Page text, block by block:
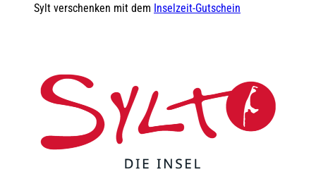
Sylt verschenken mit dem Inselzeit-Gutschein